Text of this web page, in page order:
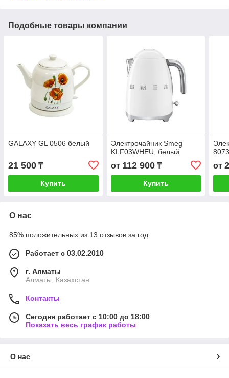
Подобные товары компании
GALAXY GL 0506 белый
21 500 ₸
Купить
Электрочайник Smeg
KLF03WHEU, белый
от 112 900₸
Купить
от
О нас
85% положительных из 13 отзывов за год
Работает с 03.02.2010
г. Алматы
Алматы, Казахстан
Контакты
Сегодня работает с 10:00 до 18:00
Показать весь график работы
О нас